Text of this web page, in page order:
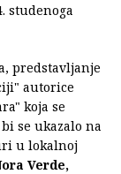
studenoga
predstavljanje
autorice
koja se
se ukazalo na
u lokalnoj
Verde,